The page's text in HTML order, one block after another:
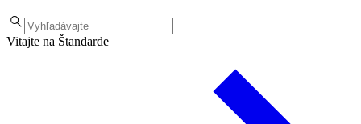
Vitajte na Štandarde